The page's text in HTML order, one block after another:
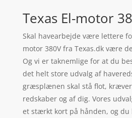
Texas El-motor
Skal havearbejde være lettere
motor 380V fra Texas.dk være
Og vi er taknemlige for at du
det helt store udvalg af
græsplænen skal stå flot,
redskaber og af dig. Vores
et stærkt kort på hånden, og du